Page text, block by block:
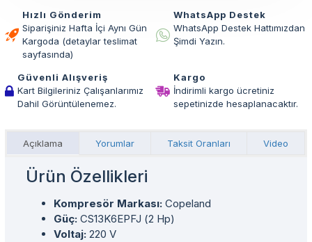
Hızlı Gönderim
Siparişiniz Hafta İçi Aynı Gün
Kargoda (detaylar teslimat
sayfasında)
WhatsApp Destek
WhatsApp Destek Hattımızdan
Şimdi Yazın.
Güvenli Alışveriş
Kart Bilgileriniz Çalışanlarımız
Dahil Görüntülenemez.
Kargo
İndirimli kargo ücretiniz
sepetinizde hesaplanacaktır.
Açıklama Yorumlar Taksit Oranları Video
Ürün Özellikleri
Kompresör Markası: Copeland
Güç: CS13K6EPFJ (2 Hp)
Voltaj: 220 V